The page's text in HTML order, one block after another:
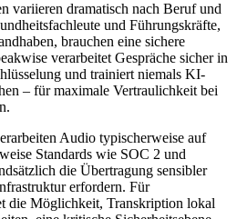
variieren dramatisch nach Beruf und
und Führungskräfte,
brauchen eine sichere
verarbeitet Gespräche sicher in
und trainiert niemals KI-
– für maximale Vertraulichkeit bei
Audio typischerweise auf
Standards wie SOC 2 und
die Übertragung sensibler
erfordern. Für
die Möglichkeit, Transkription lokal